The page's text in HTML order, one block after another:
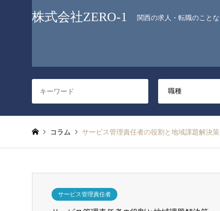
株式会社ZERO-1 関西の求人・転職のこと
コラム サービス管理責任者の役割と地域課題解決策
サービス管理責任者